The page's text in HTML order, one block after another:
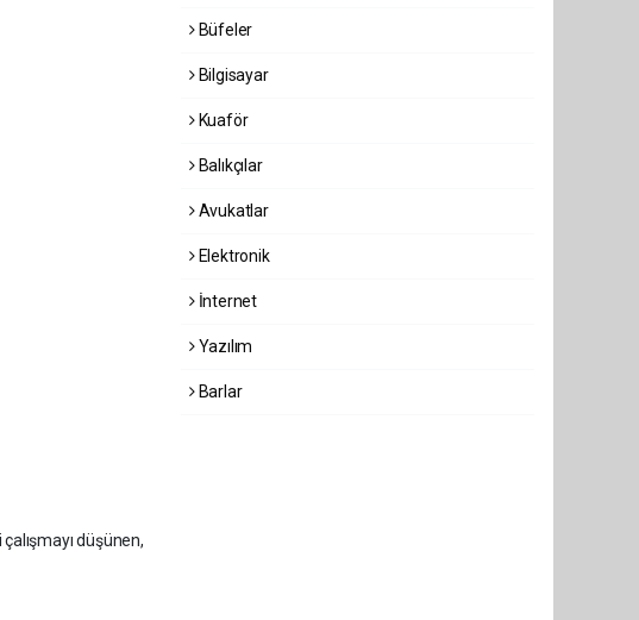
düşünen,
Büfeler
Bilgisayar
Kuaför
Balıkçılar
Avukatlar
Elektronik
İnternet
Yazılım
Barlar